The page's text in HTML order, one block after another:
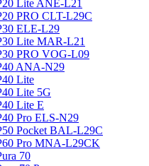
Lite ANE-L21
PRO CLT-L29C
ELE-L29
Lite MAR-L21
PRO VOG-L09
ANA-N29
Lite
Lite 5G
Lite E
Pro ELS-N29
Pocket BAL-L29C
Pro MNA-L29CK
70